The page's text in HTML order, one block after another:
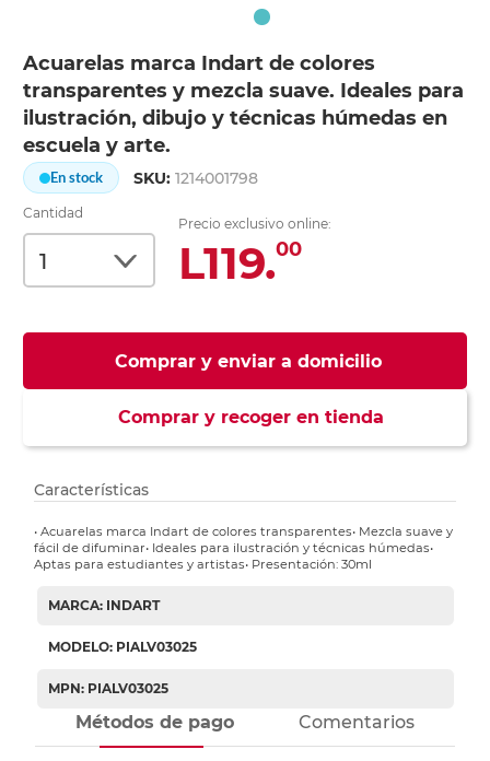
Acuarelas marca Indart de colores
transparentes y mezcla suave. Ideales para
ilustración, dibujo y técnicas húmedas en
escuela y arte.
En stock SKU:1214001798
Cantidad
Precio exclusivo online:
L119.00
Comprar y enviar a domicilio
Comprar y recoger en tienda
Características
• Acuarelas marca Indart de colores transparentes• Mezcla suave y
fácil de difuminar• Ideales para ilustración y técnicas húmedas•
Aptas para estudiantes y artistas• Presentación: 30ml
MARCA: INDART
MODELO: PIALV03025
MPN: PIALV03025
Métodos de pago Comentarios